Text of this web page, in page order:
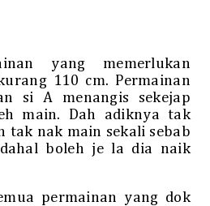
yang memerlukan
110 cm. Permainan
si A menangis sekejap
main. Dah adiknya tak
tak nak main sekali sebab
boleh je la dia naik
permainan yang dok